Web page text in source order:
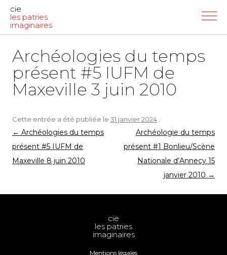
cie
les patries
imaginaires
Archéologies du temps
présent #5 IUFM de
Maxeville 3 juin 2010
Cette entrée a été publiée le 31 janvier 2024
Navigation
des
articles
← Archéologies du temps
présent #5 IUFM de
Maxeville 8 juin 2010
Archéologie du temps
présent #1 Bonlieu/Scène
Nationale d’Annecy 15
janvier 2010 →
cie
les patries
imaginaires
Mentions légales